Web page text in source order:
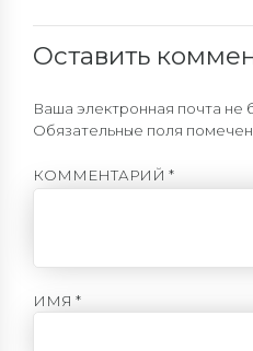
Оставить
Ваша электронная почта не
Обязательные поля
КОММЕНТАРИЙ *
ИМЯ *